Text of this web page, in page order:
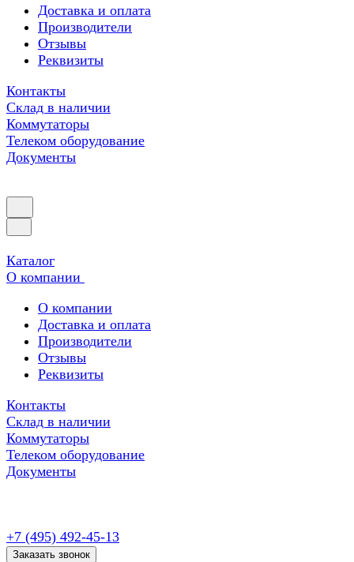
Доставка и оплата
Производители
Отзывы
Реквизиты
Контакты
Склад в наличии
Коммутаторы
Телеком оборудование
Документы
Каталог
О компании
О компании
Доставка и оплата
Производители
Отзывы
Реквизиты
Контакты
Склад в наличии
Коммутаторы
Телеком оборудование
Документы
+7 (495) 492-45-13
Заказать звонок